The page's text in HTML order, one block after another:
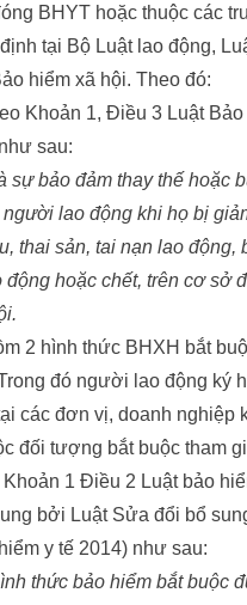
BHYT hoặc thuộc các
tại Bộ Luật lao động,
hiểm xã hội. Theo đó:
Khoản 1, Điều 3 Luật Bảo
sau:
sự bảo đảm thay thế hoặc
lao động khi họ bị
thai sản, tai nạn lao động,
động hoặc chết, trên cơ sở
2 hình thức BHXH bắt
đó người lao động ký
các đơn vị, doanh nghiệp
đối tượng bắt buộc tham
Khoản 1 Điều 2 Luật bảo
bởi Luật Sửa đổi bổ
y tế 2014) như sau:
thức bảo hiểm bắt buộc